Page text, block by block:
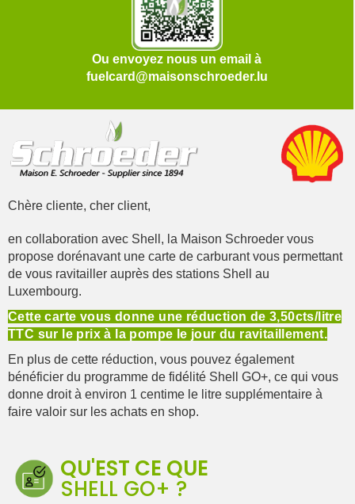
Ou envoyez nous un email à
fuelcard@maisonschroeder.lu
Chère cliente, cher client,
en collaboration avec Shell, la Maison Schroeder vous
propose dorénavant une carte de carburant vous permettant
de vous ravitailler auprès des stations Shell au
Luxembourg.
Cette carte vous donne une réduction de 3,50cts/litre
TTC sur le prix à la pompe le jour du ravitaillement.
En plus de cette réduction, vous pouvez également
bénéficier du programme de fidélité Shell GO+, ce qui vous
donne droit à environ 1 centime le litre supplémentaire à
faire valoir sur les achats en shop.
QU'EST CE QUE
SHELL GO+ ?